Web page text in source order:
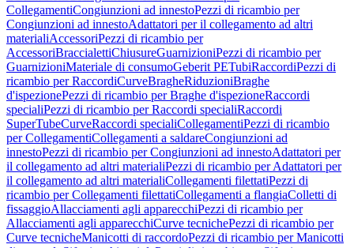
CollegamentiCongiunzioni ad innestoPezzi di ricambio per
Congiunzioni ad innestoAdattatori per il collegamento ad altri
materialiAccessoriPezzi di ricambio per
AccessoriBraccialettiChiusureGuarnizioniPezzi di ricambio per
GuarnizioniMateriale di consumoGeberit PETubiRaccordiPezzi di
ricambio per RaccordiCurveBragheRiduzioniBraghe
d'ispezionePezzi di ricambio per Braghe d'ispezioneRaccordi
specialiPezzi di ricambio per Raccordi specialiRaccordi
SuperTubeCurveRaccordi specialiCollegamentiPezzi di ricambio
per CollegamentiCollegamenti a saldareCongiunzioni ad
innestoPezzi di ricambio per Congiunzioni ad innestoAdattatori per
il collegamento ad altri materialiPezzi di ricambio per Adattatori per
il collegamento ad altri materialiCollegamenti filettatiPezzi di
ricambio per Collegamenti filettatiCollegamenti a flangiaColletti di
fissaggioAllacciamenti agli apparecchiPezzi di ricambio per
Allacciamenti agli apparecchiCurve tecnichePezzi di ricambio per
Curve tecnicheManicotti di raccordoPezzi di ricambio per Manicotti